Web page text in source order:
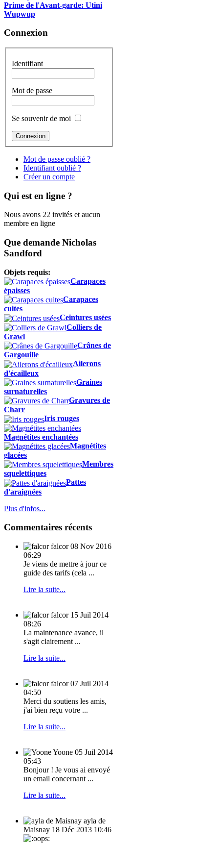
Prime de l'Avant-garde: Utini
Wupwup
Connexion
Identifiant
Mot de passe
Se souvenir de moi
Mot de passe oublié ?
Identifiant oublié ?
Créer un compte
Qui est en ligne ?
Nous avons 22 invités et aucun
membre en ligne
Que demande Nicholas
Sandford
Objets requis:
Carapaces
épaisses
Carapaces
cuites
Ceintures usées
Colliers de
Grawl
Crânes de
Gargouille
Ailerons
d'écailleux
Graines
surnaturelles
Gravures de
Charr
Iris rouges
Magnétites enchantées
Magnétites
glacées
Membres
squelettiques
Pattes
d'araignées
Plus d'infos...
Commentaires récents
falcor 08 Nov 2016
06:29
Je viens de mettre à jour ce
guide des tarifs (cela ...
Lire la suite...
falcor 15 Juil 2014
08:26
La maintenance avance, il
s'agit clairement ...
Lire la suite...
falcor 07 Juil 2014
04:50
Merci du soutiens les amis,
j'ai bien reçu votre ...
Lire la suite...
Yoone 05 Juil 2014
05:43
Bonjour ! Je vous ai envoyé
un email concernant ...
Lire la suite...
ayla de
Maisnay 18 Déc 2013 10:46